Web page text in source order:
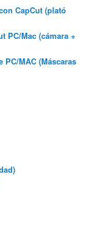
CapCut (plató
PC/Mac (cámara +
PC/MAC (Máscaras